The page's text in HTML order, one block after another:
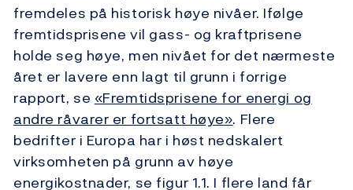
fremdeles på historisk høye nivåer. Ifølge
fremtidsprisene vil gass- og kraftprisene
holde seg høye, men nivået for det nærmeste
året er lavere enn lagt til grunn i forrige
rapport, se «Fremtidsprisene for energi og
andre råvarer er fortsatt høye». Flere
bedrifter i Europa har i høst nedskalert
virksomheten på grunn av høye
energikostnader, se figur 1.1. I flere land får